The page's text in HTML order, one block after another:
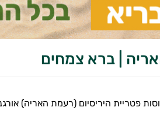
| ברא צמחים
פטריית היריסיום (רעמת האריה)